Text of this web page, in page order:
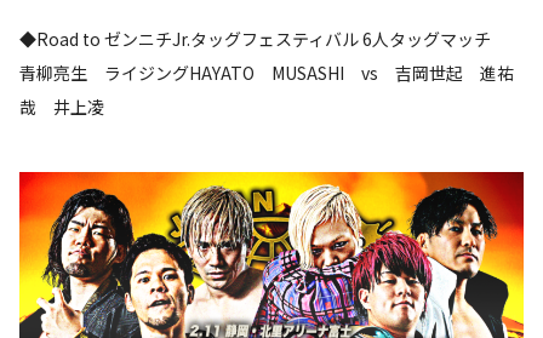
◆Road to ゼンニチJr.タッグフェスティバル 6人タッグマッチ
青柳亮生 ライジングHAYATO MUSASHI vs 吉岡世起 進祐
哉 井上凌